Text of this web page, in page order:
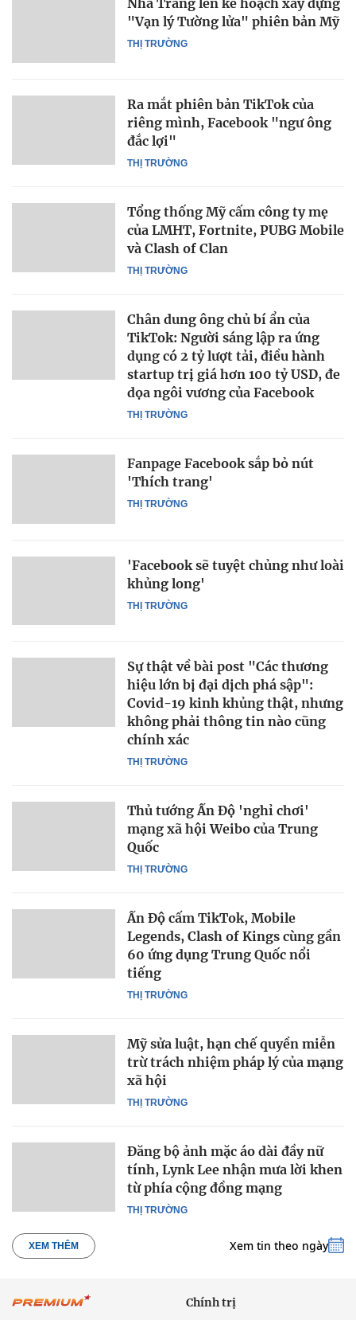
THỊ TRƯỜNG
"Vạn lý Tường lửa" phiên bản Mỹ
THỊ TRƯỜNG
Ra mắt phiên bản TikTok của
riêng mình, Facebook "ngư ông
đắc lợi"
THỊ TRƯỜNG
Tổng thống Mỹ cấm công ty mẹ
của LMHT, Fortnite, PUBG Mobile
và Clash of Clan
THỊ TRƯỜNG
Chân dung ông chủ bí ẩn của
TikTok: Người sáng lập ra ứng
dụng có 2 tỷ lượt tải, điều hành
startup trị giá hơn 100 tỷ USD, đe
dọa ngôi vương của Facebook
THỊ TRƯỜNG
Fanpage Facebook sắp bỏ nút
'Thích trang'
THỊ TRƯỜNG
'Facebook sẽ tuyệt chủng như loài
khủng long'
THỊ TRƯỜNG
Sự thật về bài post "Các thương
hiệu lớn bị đại dịch phá sập":
Covid-19 kinh khủng thật, nhưng
không phải thông tin nào cũng
chính xác
THỊ TRƯỜNG
Thủ tướng Ấn Độ 'nghỉ chơi'
mạng xã hội Weibo của Trung
Quốc
THỊ TRƯỜNG
Ấn Độ cấm TikTok, Mobile
Legends, Clash of Kings cùng gần
60 ứng dụng Trung Quốc nổi
tiếng
THỊ TRƯỜNG
Mỹ sửa luật, hạn chế quyền miễn
trừ trách nhiệm pháp lý của mạng
xã hội
THỊ TRƯỜNG
Đăng bộ ảnh mặc áo dài đầy nữ
tính, Lynk Lee nhận mưa lời khen
từ phía cộng đồng mạng
XEM THÊM Xem tin theo ngày
Chính trị